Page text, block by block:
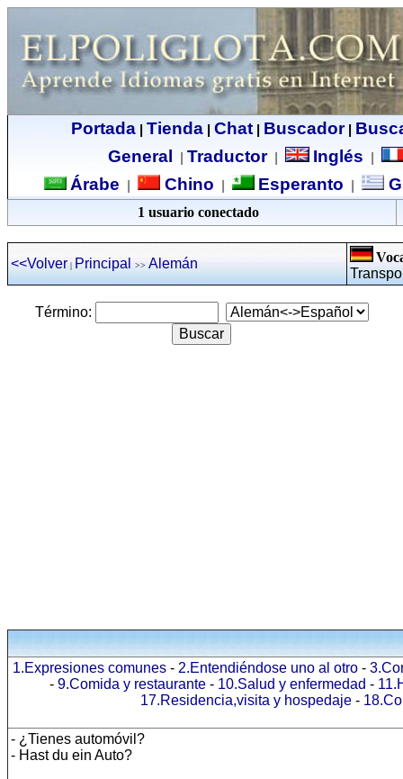
Portada| Tienda| Chat| Buscador|
General
Traductor| Inglés
Árabe Chino Esperanto
1 usuario conectado
<<Volver | Principal >> Alemán
Término:
1.Expresiones comunes- 2.Entendiéndose uno al otro-
- 9.Comida y restaurante - 10.Salud y enfermedad -
17.Residencia,visita y hospedaje-
- ¿Tienes automóvil?
- Hast du ein Auto?